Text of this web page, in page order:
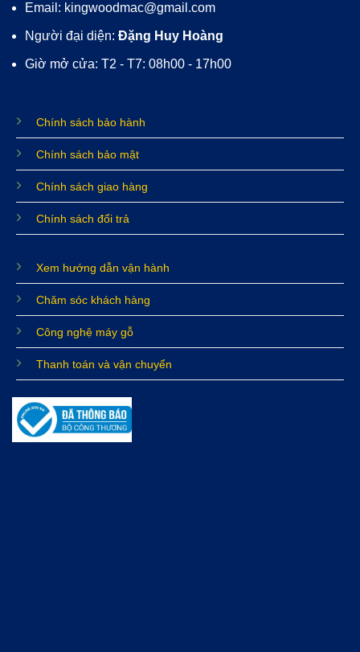
Email: kingwoodmac@gmail.com
Người đại diện: Đặng Huy Hoàng
Giờ mở cửa: T2 - T7: 08h00 - 17h00
Chính sách bảo hành
Chính sách bảo mật
Chính sách giao hàng
Chính sách đổi trả
Xem hướng dẫn vận hành
Chăm sóc khách hàng
Công nghệ máy gỗ
Thanh toán và vận chuyển